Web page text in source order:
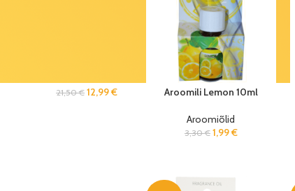
21,50€ 12,99€ Aroomili Lemon 10ml
Aroomiõlid
3,30€ 1,99€